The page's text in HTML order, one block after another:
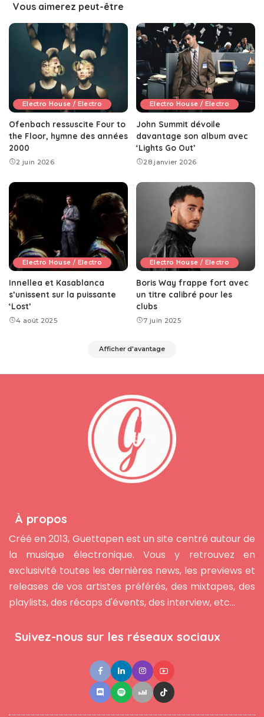
Vous aimerez peut-être
Electro House / Electro
Ofenbach ressuscite Four to
the Floor, hymne des années
2000
2 juin 2026
Electro House / Electro
John Summit dévoile
davantage son album avec
‘Lights Go Out’
28 janvier 2026
Electro House / Electro
Innellea et Kasablanca
s’unissent sur la puissante
‘Lost’
4 août 2025
Electro House / Electro
Boris Way frappe fort avec
un titre calibré pour les
clubs
7 juin 2025
Afficher d'avantage
À propos
Créé en 2013, Guettapen est un site centré autour de
la musique électronique. Vous y retrouvez en
exclusivité toutes les dernières news, les previews et
releases de vos artistes préférés, des mixtapes, des
playlists, des récaps d'évents, des interview, etc...
Suivez-nous sur les réseaux sociaux